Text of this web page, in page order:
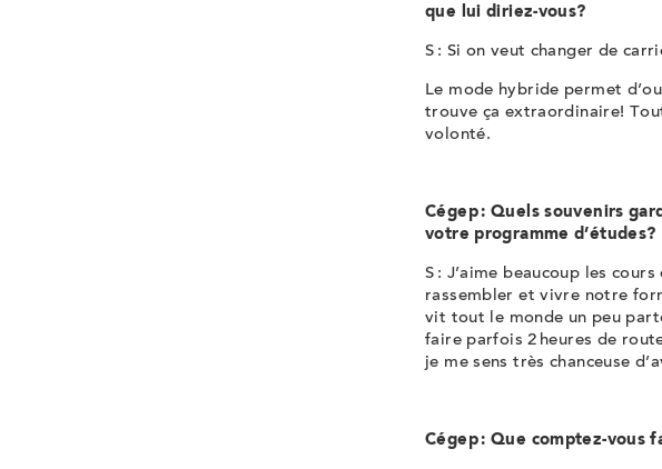
que lui diriez-vous?
S : Si on veut changer de
Le mode hybride permet
trouve ça extraordinaire!
volonté.
Cégep : Quels souvenirs
votre programme d’études?
S : J’aime beaucoup les
rassembler et vivre notre
vit tout le monde un peu
faire parfois 2 heures de
je me sens très chanceuse
Cégep : Que comptez-vous